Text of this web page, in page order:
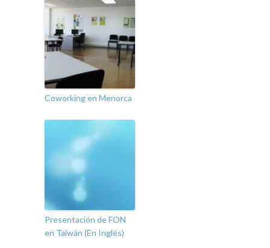
Coworking en Menorca
Presentación de FON
en Taiwán (En Inglés)